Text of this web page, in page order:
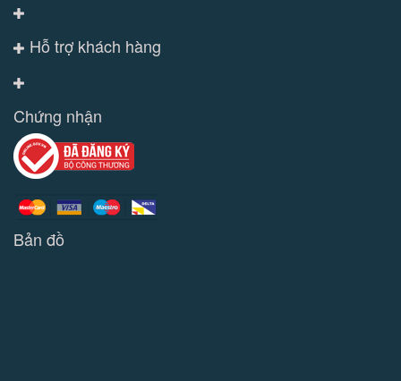
Hỗ trợ khách hàng
Chứng nhận
Bản đồ